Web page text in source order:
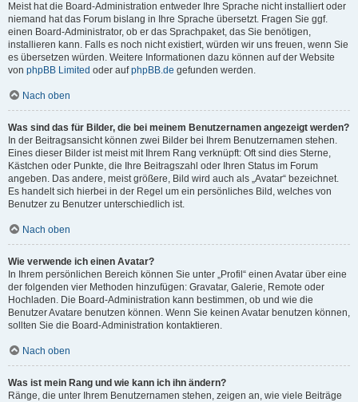
Meist hat die Board-Administration entweder Ihre Sprache nicht installiert oder
niemand hat das Forum bislang in Ihre Sprache übersetzt. Fragen Sie ggf.
einen Board-Administrator, ob er das Sprachpaket, das Sie benötigen,
installieren kann. Falls es noch nicht existiert, würden wir uns freuen, wenn Sie
es übersetzen würden. Weitere Informationen dazu können auf der Website
von phpBB Limited oder aufphpBB.de gefunden werden.
Nach oben
Was sind das für Bilder, die bei meinem Benutzernamen angezeigt werden?
In der Beitragsansicht können zwei Bilder bei Ihrem Benutzernamen stehen.
Eines dieser Bilder ist meist mit Ihrem Rang verknüpft: Oft sind dies Sterne,
Kästchen oder Punkte, die Ihre Beitragszahl oder Ihren Status im Forum
angeben. Das andere, meist größere, Bild wird auch als „Avatar“ bezeichnet.
Es handelt sich hierbei in der Regel um ein persönliches Bild, welches von
Benutzer zu Benutzer unterschiedlich ist.
Nach oben
Wie verwende ich einen Avatar?
In Ihrem persönlichen Bereich können Sie unter „Profil“ einen Avatar über eine
der folgenden vier Methoden hinzufügen: Gravatar, Galerie, Remote oder
Hochladen. Die Board-Administration kann bestimmen, ob und wie die
Benutzer Avatare benutzen können. Wenn Sie keinen Avatar benutzen können,
sollten Sie die Board-Administration kontaktieren.
Nach oben
Was ist mein Rang und wie kann ich ihn ändern?
Ränge, die unter Ihrem Benutzernamen stehen, zeigen an, wie viele Beiträge